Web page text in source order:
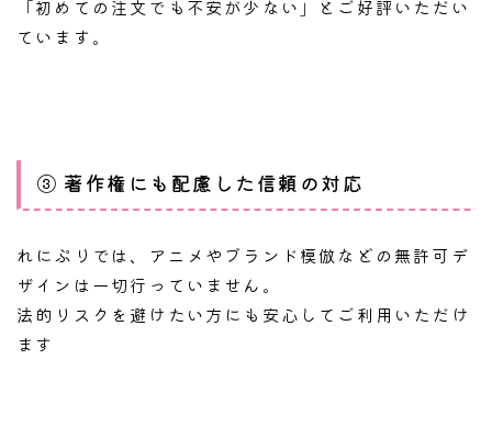
「初めての注文でも不安が少ない」とご好評いただい
ています。
③ 著作権にも配慮した信頼の対応
れにぷりでは、アニメやブランド模倣などの無許可デ
ザインは一切行っていません。
法的リスクを避けたい方にも安心してご利用いただけ
ます